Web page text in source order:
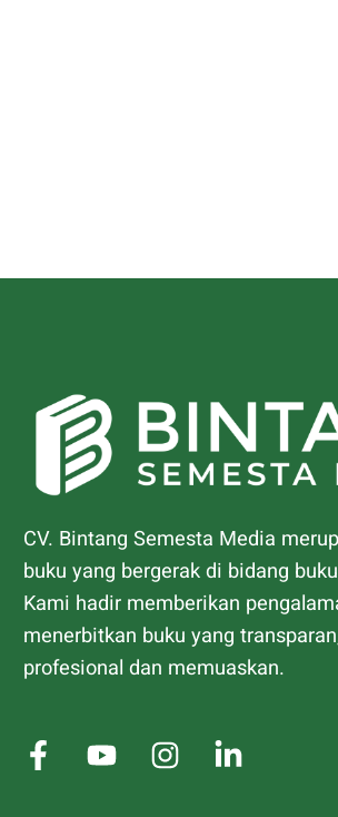
CV. Bintang Semesta Media
buku yang bergerak di bidang
Kami hadir memberikan
menerbitkan buku yang
profesional dan memuaskan.